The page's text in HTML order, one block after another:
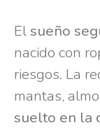
Elsueño
nacido con
riesgos. La
mantas,
suelto en la